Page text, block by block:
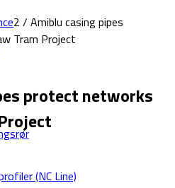
(NC Line)
2 / Amiblu casing pipes
Tram Project
protect networks